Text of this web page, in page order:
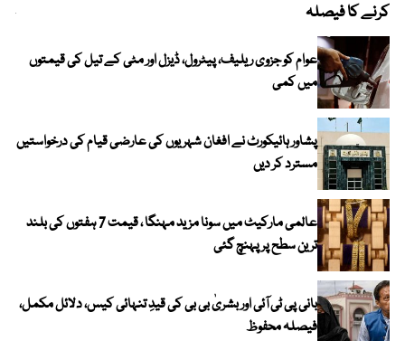
کرنے کا فیصلہ
عوام کو جزوی ریلیف، پیٹرول، ڈیزل اور مٹی کے تیل کی قیمتوں
میں کمی
پشاور ہائیکورٹ نے افغان شہریوں کی عارضی قیام کی درخواستیں
مسترد کر دیں
عالمی مارکیٹ میں سونا مزید مہنگا ، قیمت 7 ہفتوں کی بلند
ترین سطح پر پہنچ گئی
بانی پی ٹی آئی اور بشریٰ بی بی کی قیدِ تنہائی کیس، دلائل مکمل،
فیصلہ محفوظ